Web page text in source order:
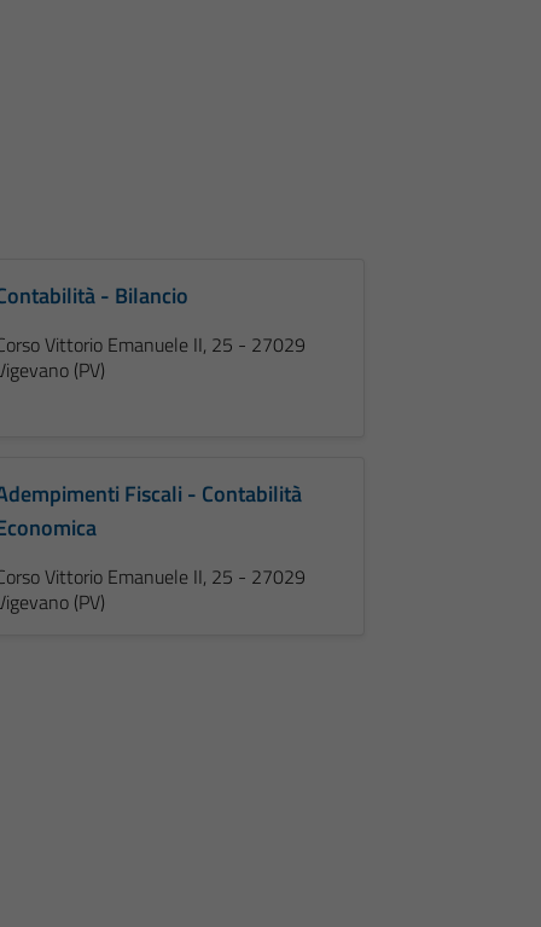
- Bilancio
Vittorio Emanuele II, 25 - 27029
(PV)
Fiscali - Contabilità
Vittorio Emanuele II, 25 - 27029
(PV)